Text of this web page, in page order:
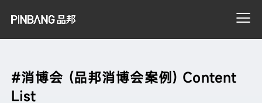
搜索
#消博会 (品邦消博会案例) Content
List